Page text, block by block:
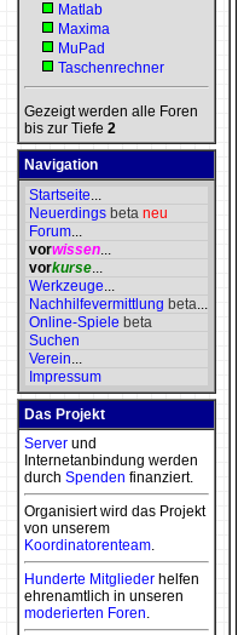
Matlab
Maxima
MuPad
Taschenrechner
Gezeigt werden alle Foren
bis zur Tiefe 2
Navigation
Startseite...
Neuerdings beta neu
Forum...
vorwissen...
vorkurse...
Werkzeuge...
Nachhilfevermittlung beta...
Online-Spiele beta
Suchen
Verein...
Impressum
Das Projekt
Server und
Internetanbindung werden
durch Spenden finanziert.
Organisiert wird das Projekt
von unserem
Koordinatorenteam.
Hunderte Mitglieder helfen
ehrenamtlich in unseren
moderierten Foren.